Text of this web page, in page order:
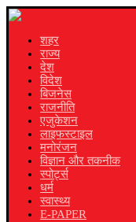
शहर
राज्य
देश
विदेश
बिजनेस
राजनीति
एजुकेशन
लाइफस्टाइल
मनोरंजन
विज्ञान और तकनीक
स्पोर्ट्स
धर्म
स्वास्थ्य
E-PAPER